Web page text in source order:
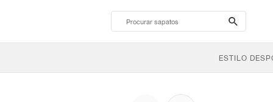
search-
btn
ESTILO